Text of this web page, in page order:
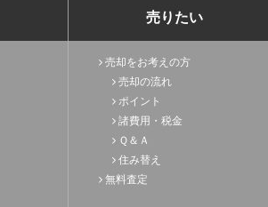
売りたい
売却をお考えの方
売却の流れ
ポイント
諸費用・税金
Ｑ＆Ａ
住み替え
無料査定